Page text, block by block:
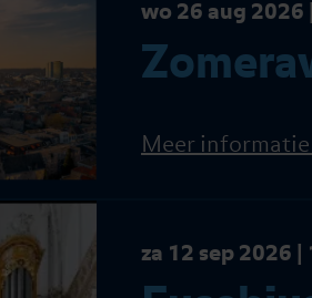
wo 26 aug 2026
Meer
za 12 sep 2026